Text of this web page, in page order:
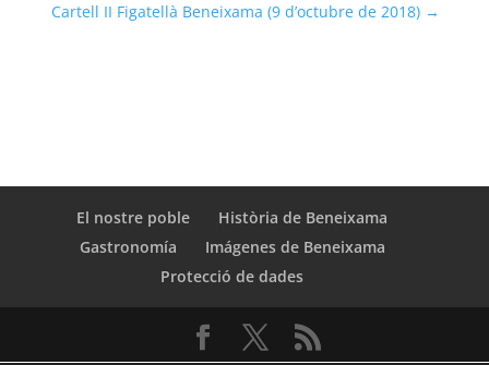
Cartell II Figatellà Beneixama (9 d’octubre de 2018) →
El nostre poble
Història de Beneixama
Gastronomía
Imágenes de Beneixama
Protecció de dades